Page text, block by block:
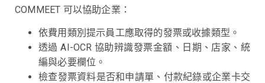
COMMEET 可以協助企業：
依費用類別提示員工應取得的發票或收據類型。
透過 AI-OCR 協助辨識發票金額、日期、店家、統
編與必要欄位。
檢查發票資料是否和申請單、付款紀錄或企業卡交